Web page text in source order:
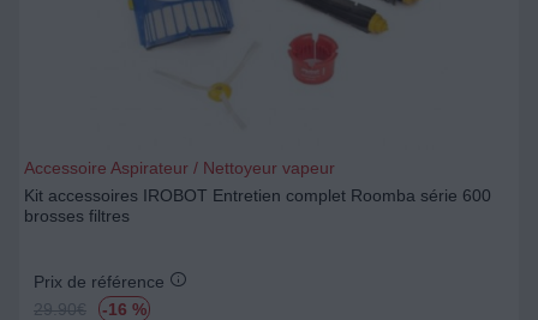
Accessoire Aspirateur / Nettoyeur vapeur
Kit accessoires IROBOT Entretien complet Roomba série 600
brosses filtres
Prix de référence
29.90€ -16 %